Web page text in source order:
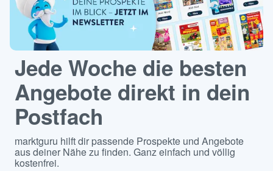
Jede Woche die besten
Angebote direkt in dein
Postfach
marktguru hilft dir passende Prospekte und Angebote
aus deiner Nähe zu finden. Ganz einfach und völlig
kostenfrei.